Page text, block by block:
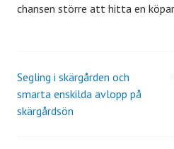
chansen större att hitta en
Segling i skärgården och
smarta enskilda avlopp på
skärgårdsön